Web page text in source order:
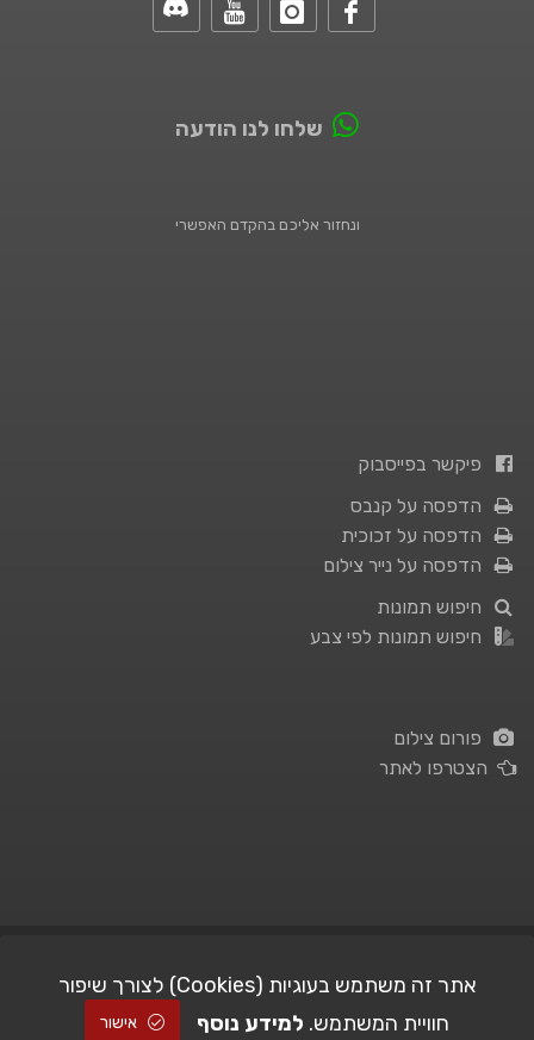
שלחו לנו הודעה
ונחזור אליכם בהקדם האפשרי
פיקשר בפייסבוק
הדפסה על קנבס
הדפסה על זכוכית
הדפסה על נייר צילום
חיפוש תמונות
חיפוש תמונות לפי צבע
פורום צילום
הצטרפו לאתר
© All Rights Reserved | STUDIO101| Picshare.co.il - כל הזכויות שמורות
אתר זה משתמש בעוגיות (Cookies) לצורך שיפור
חוויית המשתמש. למידע נוסף